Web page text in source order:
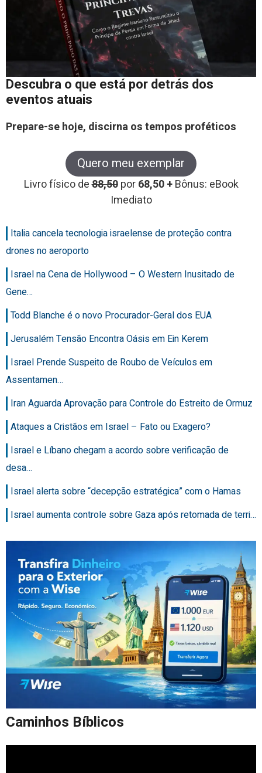
Descubra o que está por detrás dos
eventos atuais
Prepare-se hoje, discirna os tempos proféticos
Quero meu exemplar
Livro físico de88,50 por68,50 +Bônus: eBook
Imediato
Italia cancela tecnologia israelense de proteção contra
drones no aeroporto
Israel na Cena de Hollywood – O Western Inusitado de
Gene…
Todd Blanche é o novo Procurador-Geral dos EUA
Jerusalém Tensão Encontra Oásis em Ein Kerem
Israel Prende Suspeito de Roubo de Veículos em
Assentamen…
Iran Aguarda Aprovação para Controle do Estreito de Ormuz
Ataques a Cristãos em Israel – Fato ou Exagero?
Israel e Líbano chegam a acordo sobre verificação de
desa…
Israel alerta sobre “decepção estratégica” com o Hamas
Israel aumenta controle sobre Gaza após retomada de terri…
Caminhos Bíblicos